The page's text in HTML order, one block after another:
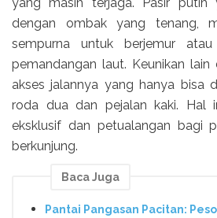
dengan ombak yang tenang,
sempurna untuk berjemur
pemandangan laut. Keunikan
akses jalannya yang hanya bisa
roda dua dan pejalan kaki. Hal
eksklusif dan petualangan bagi
berkunjung.
Baca Juga
Pantai Pangasan Pacitan: